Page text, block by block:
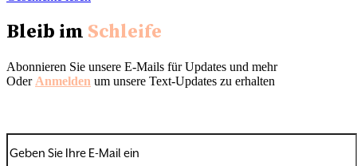
Bleib im Schleife
Abonnieren Sie unsere E-Mails für Updates und mehr
Oder Anmelden um unsere Text-Updates zu erhalten